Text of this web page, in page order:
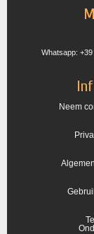
Whatsapp:
Neem